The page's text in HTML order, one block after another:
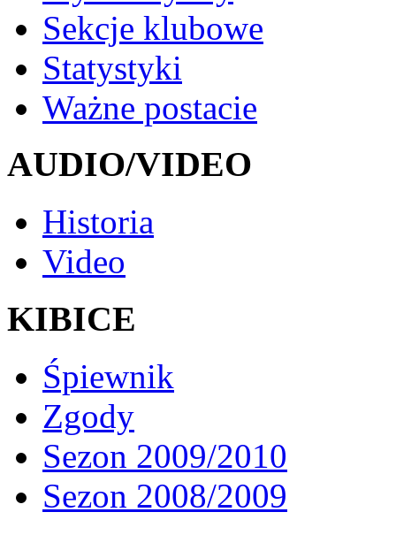
Sekcje klubowe
Statystyki
Ważne postacie
AUDIO/VIDEO
Historia
Video
KIBICE
Śpiewnik
Zgody
Sezon 2009/2010
Sezon 2008/2009